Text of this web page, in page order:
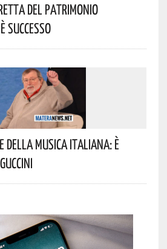
Del Patrimonio
Successo
Della Musica Italiana: È